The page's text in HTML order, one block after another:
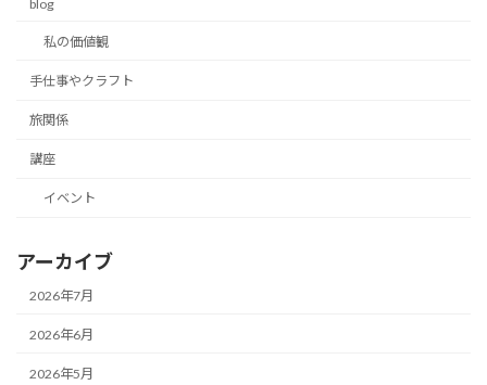
blog
私の価値観
手仕事やクラフト
旅関係
講座
イベント
アーカイブ
2026年7月
2026年6月
2026年5月